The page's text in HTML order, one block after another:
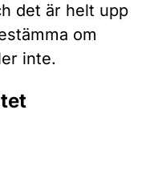
det är helt upp
om
inte.